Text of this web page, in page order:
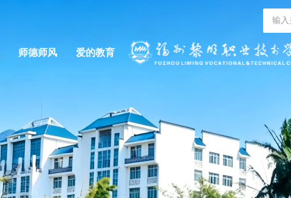
师德师风 爱的教育